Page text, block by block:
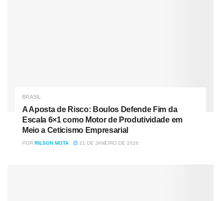
BRASIL
A Aposta de Risco: Boulos Defende Fim da
Escala 6×1 como Motor de Produtividade em
Meio a Ceticismo Empresarial
POR RILSON MOTA 21 DE JANEIRO DE 2026